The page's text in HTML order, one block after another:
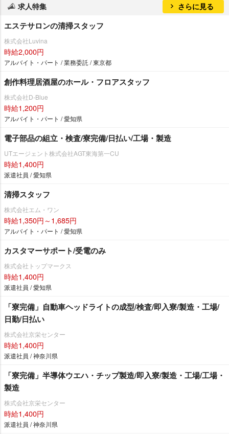
求人特集 さらに見る
エステサロンの清掃スタッフ
株式会社Luvina
時給2,000円
アルバイト・パート / 業務委託 / 東京都
創作料理居酒屋のホール・フロアスタッフ
株式会社D-Blue
時給1,200円
アルバイト・パート / 愛知県
電子部品の組立・検査/寮完備/日払い/工場・製造
UTエージェント株式会社AGT東海第一CU
時給1,400円
派遣社員 / 愛知県
清掃スタッフ
株式会社エム・ワン
時給1,350円～1,685円
アルバイト・パート / 愛知県
カスタマーサポート/受電のみ
株式会社トップマークス
時給1,400円
派遣社員 / 愛知県
「寮完備」自動車ヘッドライトの成型/検査/即入寮/製造・工場/
日勤/日払い
株式会社京栄センター
時給1,400円
派遣社員 / 神奈川県
「寮完備」半導体ウエハ・チップ製造/即入寮/製造・工場/工場・
製造
株式会社京栄センター
時給1,400円
派遣社員 / 神奈川県